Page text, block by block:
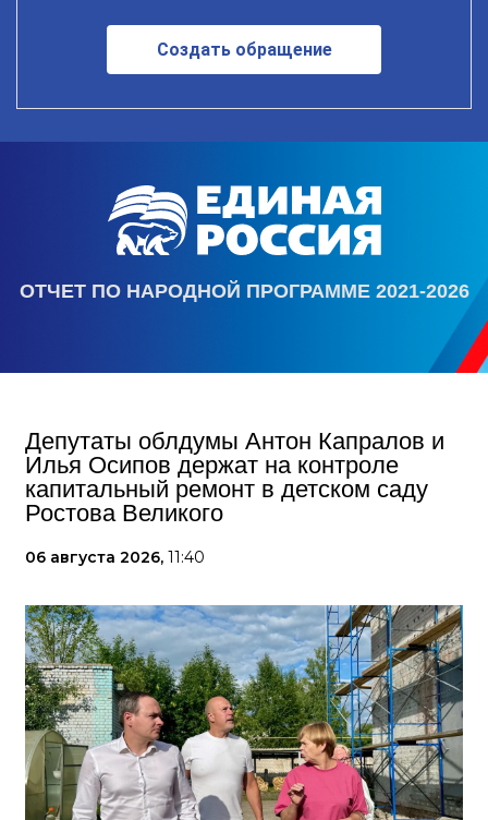
Создать обращение
ОТЧЕТ ПО НАРОДНОЙ ПРОГРАММЕ 2021-2026
Депутаты облдумы Антон Капралов и
Илья Осипов держат на контроле
капитальный ремонт в детском саду
Ростова Великого
06 августа 2026, 11:40